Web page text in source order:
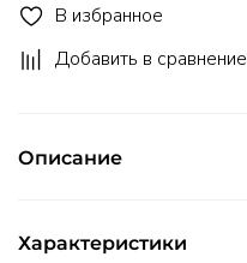
В избранное
Добавить в сравнение
Описание
Характеристики